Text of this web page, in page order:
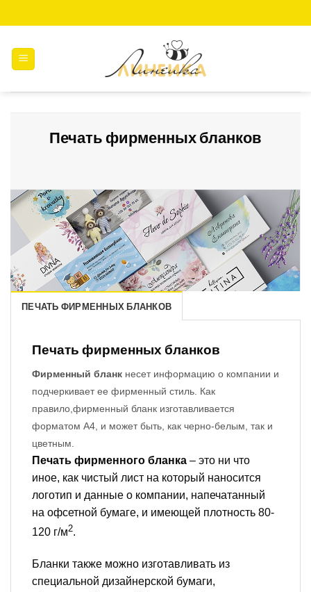
to
Печать фирменных бланков
ПЕЧАТЬ ФИРМЕННЫХ БЛАНКОВ
Печать фирменных бланков
Фирменный бланк несет информацию о компании и
подчеркивает ее фирменный стиль. Как
правило,фирменный бланк изготавливается
форматом А4, и может быть, как черно-белым, так и
цветным.
Печать фирменного бланка – это ни что
иное, как чистый лист на который наносится
логотип и данные о компании, напечатанный
на офсетной бумаге, и имеющей плотность 80-
120 г/м2.
Бланки также можно изготавливать из
специальной дизайнерской бумаги,